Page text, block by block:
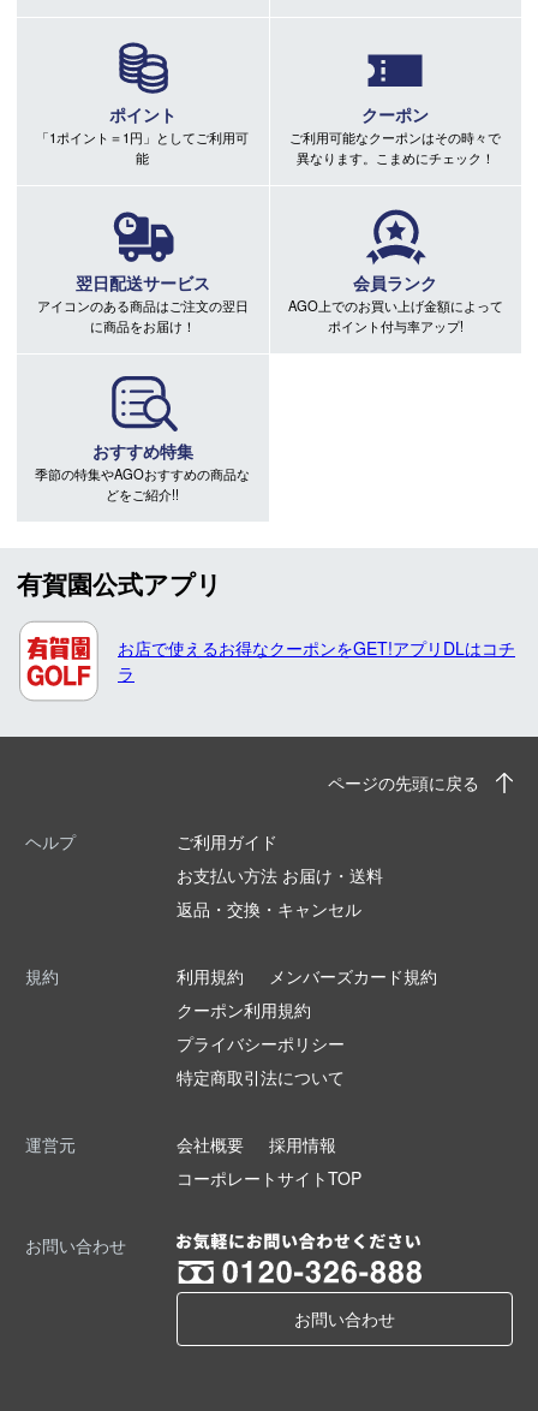
ポイント
「1ポイント＝1円」としてご利用可
能
クーポン
ご利用可能なクーポンはその時々で
異なります。こまめにチェック！
翌日配送サービス
アイコンのある商品はご注文の翌日
に商品をお届け！
会員ランク
AGO上でのお買い上げ金額によって
ポイント付与率アップ!
おすすめ特集
季節の特集やAGOおすすめの商品な
どをご紹介!!
有賀園公式アプリ
お店で使えるお得なクーポンをGET!アプリDLはコチ
ラ
ページの先頭に戻る
ヘルプ
ご利用ガイド
お支払い方法 お届け・送料
返品・交換・キャンセル
規約 利用規約
メンバーズカード規約
クーポン利用規約
プライバシーポリシー
特定商取引法について
運営元 会社概要
採用情報
コーポレートサイトTOP
お問い合わせ
お問い合わせ